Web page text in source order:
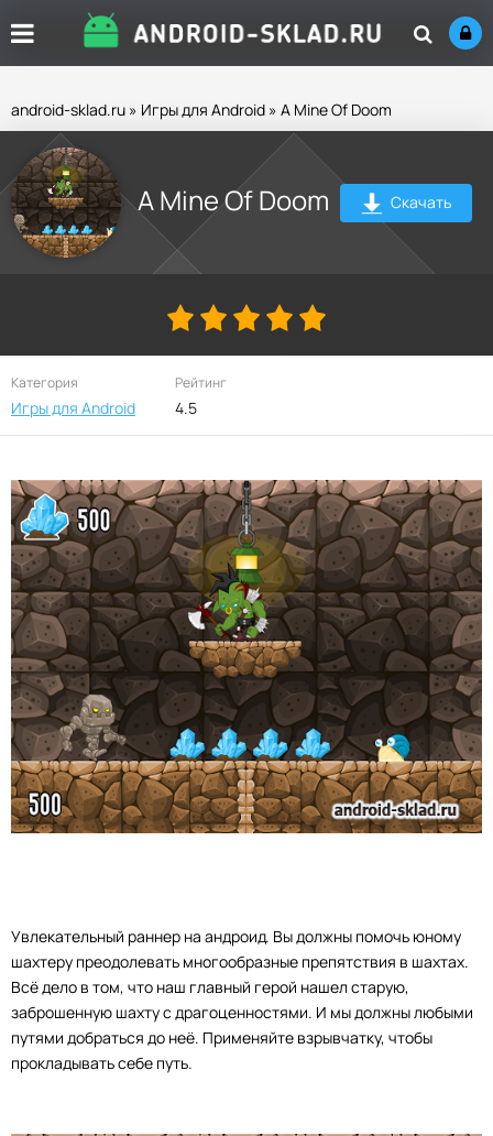
android-sklad.ru » Игры для Android » A Mine Of Doom
A Mine Of Doom Скачать
Категория
Игры для Android
Рейтинг
4.5
Увлекательный раннер на андроид. Вы должны помочь юному
шахтеру преодолевать многообразные препятствия в шахтах.
Всё дело в том, что наш главный герой нашел старую,
заброшенную шахту с драгоценностями. И мы должны любыми
путями добраться до неё. Применяйте взрывчатку, чтобы
прокладывать себе путь.